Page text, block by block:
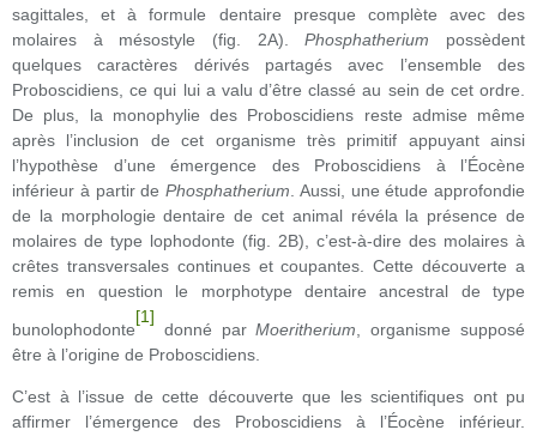
sagittales, et à formule dentaire presque complète avec des
molaires à mésostyle (fig. 2A).Phosphatherium possèdent
quelques caractères dérivés partagés avec l’ensemble des
Proboscidiens, ce qui lui a valu d’être classé au sein de cet ordre.
De plus, la monophylie des Proboscidiens reste admise même
après l’inclusion de cet organisme très primitif appuyant ainsi
l’hypothèse d’une émergence des Proboscidiens à l’Éocène
inférieur à partir de Phosphatherium . Aussi, une étude approfondie
de la morphologie dentaire de cet animal révéla la présence de
molaires de type lophodonte (fig. 2B), c’est-à-dire des molaires à
crêtes transversales continues et coupantes. Cette découverte a
remis en question le morphotype dentaire ancestral de type
bunolophodonte
[1]
donné parMoeritherium, organisme supposé
être à l’origine de Proboscidiens.
C’est à l’issue de cette découverte que les scientifiques ont pu
affirmer l’émergence des Proboscidiens à l’Éocène inférieur.